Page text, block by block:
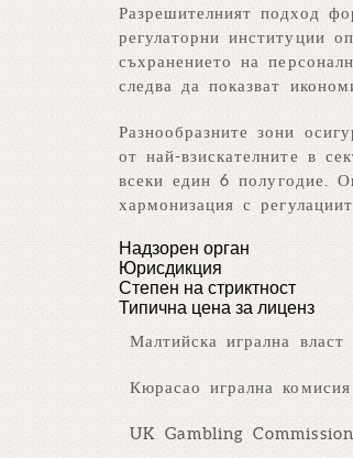
Разрешителният подход
регулаторни институции
съхранението на
следва да показват
Разнообразните зони
от най-взискателните в
всеки един 6 полугодие.
хармонизация с
Надзорен орган
Юрисдикция
Степен на стриктност
Типична цена за лиценз
Малтийска игрална власт
Кюрасао игрална комисия
UK Gambling Commission